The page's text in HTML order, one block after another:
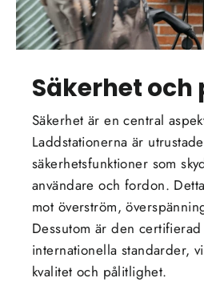
Säkerhet
Säkerhet är en central
Laddstationerna är
säkerhetsfunktioner som
användare och fordon.
mot överström,
Dessutom är den
internationella standarder,
kvalitet och pålitlighet.